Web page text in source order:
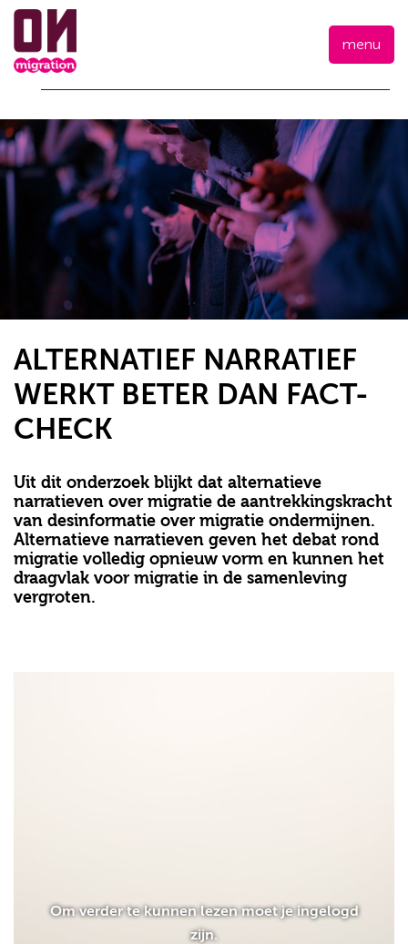
menu
ALTERNATIEF NARRATIEF
WERKT BETER DAN FACT-
CHECK
Uit dit onderzoek blijkt dat alternatieve
narratieven over migratie de aantrekkingskracht
van desinformatie over migratie ondermijnen.
Alternatieve narratieven geven het debat rond
migratie volledig opnieuw vorm en kunnen het
draagvlak voor migratie in de samenleving
vergroten.
Om verder te kunnen lezen moet je ingelogd
zijn.